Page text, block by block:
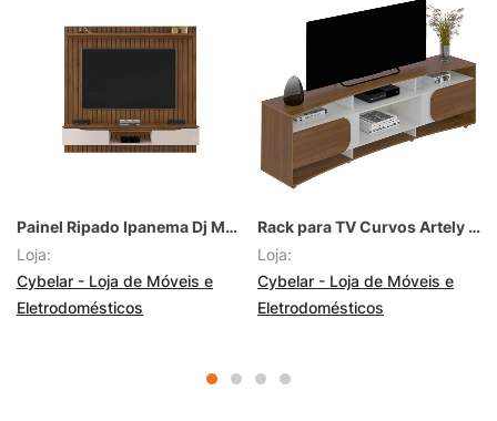
Painel Ripado Ipanema Dj Móveis
Loja:
Cybelar - Loja de Móveis e
Eletrodomésticos
Rack para TV Curvos Artely Leblon
Loja:
Cybelar - Loja de Móveis e
Eletrodomésticos